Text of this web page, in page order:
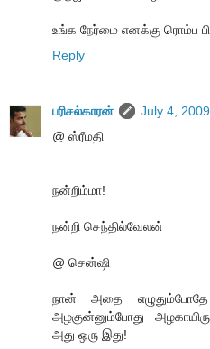
உங்க நேர்மை எனக்கு ரொம்ப
Reply
பரிசல்காரன்
July 4,
@ ஸ்ரீமதி
நன்றிம்மா!
நன்றி செந்தில்வேலன்
@ சென்ஷி
நான் அதை எழுதும்போதே
அழகுன்னும்போது
அது ஒரு இது!